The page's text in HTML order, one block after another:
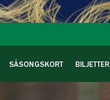
SÄSONGSKORT BILJETTER